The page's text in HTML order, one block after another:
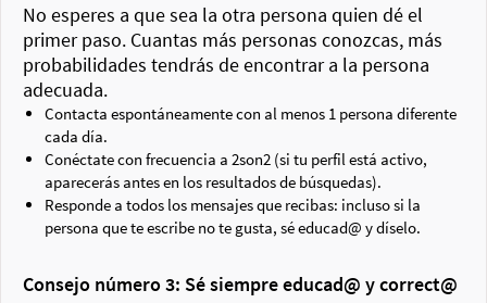
No esperes a que sea la otra persona quien dé el
primer paso. Cuantas más personas conozcas, más
probabilidades tendrás de encontrar a la persona
adecuada.
Contacta espontáneamente con al menos 1 persona diferente
cada día.
Conéctate con frecuencia a 2son2 (si tu perfil está activo,
aparecerás antes en los resultados de búsquedas).
Responde a todos los mensajes que recibas: incluso si la
persona que te escribe no te gusta, sé educad@ y díselo.
Consejo número 3: Sé siempre educad@ y correct@